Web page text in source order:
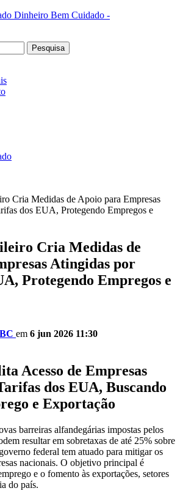
Dinheiro Bem Cuidado -
Cria Medidas de Apoio para Empresas
dos EUA, Protegendo Empregos e
Cria Medidas de
Atingidas por
Protegendo Empregos e
em 6 jun 2026 11:30
Acesso de Empresas
dos EUA, Buscando
e Exportação
barreiras alfandegárias impostas pelos
resultar em sobretaxas de até 25% sobre
federal tem atuado para mitigar os
nacionais. O objetivo principal é
e o fomento às exportações, setores
do país.